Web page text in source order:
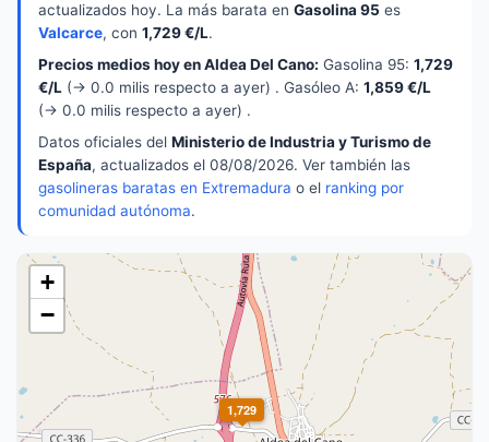
actualizados hoy. La más barata en Gasolina 95 es
Valcarce, con 1,729 €/L.
Precios medios hoy en Aldea Del Cano: Gasolina 95: 1,729
€/L (→ 0.0 milis respecto a ayer) . Gasóleo A: 1,859 €/L
(→ 0.0 milis respecto a ayer) .
Datos oficiales del Ministerio de Industria y Turismo de
España, actualizados el 08/08/2026. Ver también las
gasolineras baratas en Extremadura o el ranking por
comunidad autónoma.
1,729
+
−